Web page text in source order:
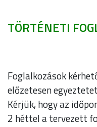
TÖRTÉNETI
Foglalkozások
előzetesen
Kérjük, hogy az
2 héttel a tervezett